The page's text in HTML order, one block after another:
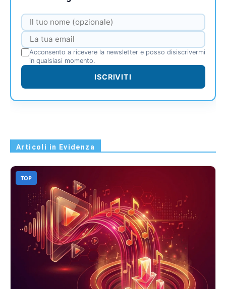
Acconsento a ricevere la newsletter e posso disiscrivermi
in qualsiasi momento.
ISCRIVITI
Articoli in Evidenza
TOP